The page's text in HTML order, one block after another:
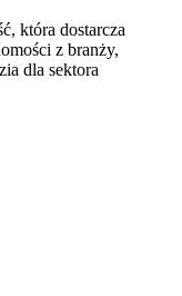
która dostarcza
z branży,
dla sektora